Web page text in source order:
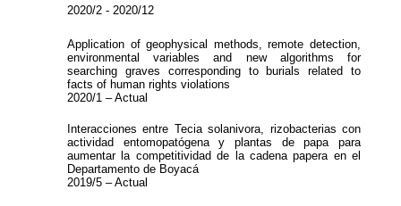
2020/2 - 2020/12
Application of geophysical methods, remote detection,
environmental variables and new algorithms for
searching graves corresponding to burials related to
facts of human rights violations
2020/1 – Actual
Interacciones entre Tecia solanivora, rizobacterias con
actividad entomopatógena y plantas de papa para
aumentar la competitividad de la cadena papera en el
Departamento de Boyacá
2019/5 – Actual